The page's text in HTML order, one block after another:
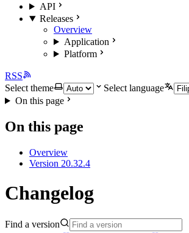
API
Releases
Overview
Application
Platform
RSS
Select theme
Select language
On this page
On this page
Overview
Version 20.32.4
Changelog
Find a version